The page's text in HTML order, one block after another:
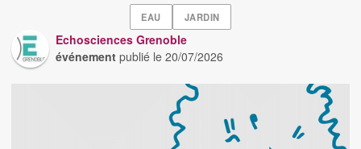
EAU JARDIN
Echosciences Grenoble
événement publié le20/07/2026